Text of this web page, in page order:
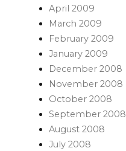
April 2009
March 2009
February 2009
January 2009
December 2008
November 2008
October 2008
September 2008
August 2008
July 2008